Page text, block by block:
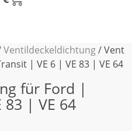
Ventildeckeldichtung/ Vent
| VE 6 | VE 83 | VE 64
für Ford |
| VE 64